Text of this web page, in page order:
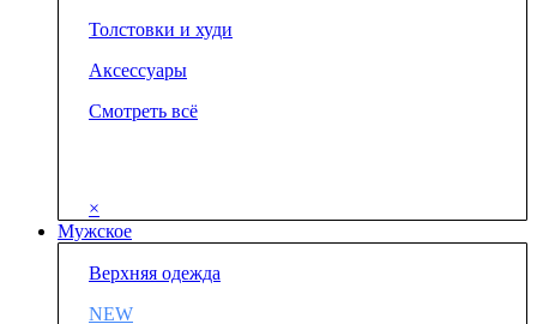
Толстовки и худи
Аксессуары
Смотреть всё
×
Мужское
Верхняя одежда
NEW